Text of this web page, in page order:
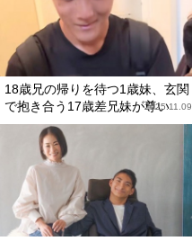
18歳兄の帰りを待つ1歳妹、玄関
で抱き合う17歳差兄妹が尊い2025.11.09